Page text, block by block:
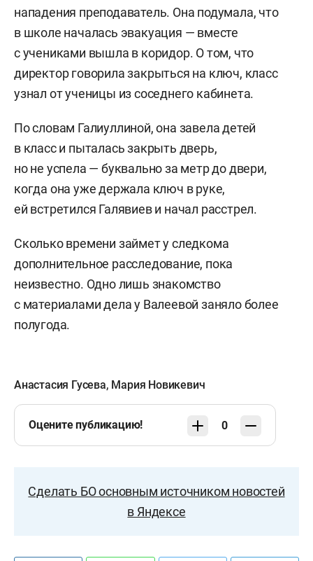
нападения преподаватель. Она подумала, что
в школе началась эвакуация — вместе
с учениками вышла в коридор. О том, что
директор говорила закрыться на ключ, класс
узнал от ученицы из соседнего кабинета.
По словам Галиуллиной, она завела детей
в класс и пыталась закрыть дверь,
но не успела — буквально за метр до двери,
когда она уже держала ключ в руке,
ей встретился Галявиев и начал расстрел.
Сколько времени займет у следкома
дополнительное расследование, пока
неизвестно. Одно лишь знакомство
с материалами дела у Валеевой заняло более
полугода.
Анастасия Гусева, Мария Новикевич
Оцените публикацию! 0
Сделать БО основным источником новостей
в Яндексе